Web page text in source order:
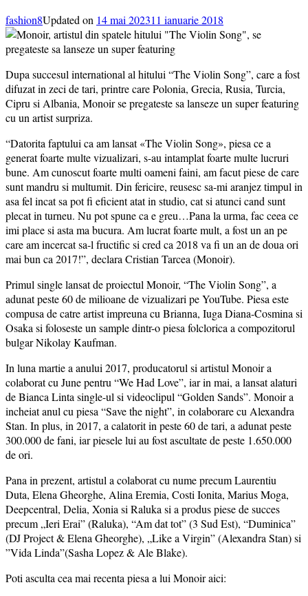
fashion8Updated on 14 mai 202311 ianuarie 2018
Dupa succesul international al hitului “The Violin Song”, care a fost
difuzat in zeci de tari, printre care Polonia, Grecia, Rusia, Turcia,
Cipru si Albania, Monoir se pregateste sa lanseze un super featuring
cu un artist surpriza.
“Datorita faptului ca am lansat «The Violin Song», piesa ce a
generat foarte multe vizualizari, s-au intamplat foarte multe lucruri
bune. Am cunoscut foarte multi oameni faini, am facut piese de care
sunt mandru si multumit. Din fericire, reusesc sa-mi aranjez timpul in
asa fel incat sa pot fi eficient atat in studio, cat si atunci cand sunt
plecat in turneu. Nu pot spune ca e greu…Pana la urma, fac ceea ce
imi place si asta ma bucura. Am lucrat foarte mult, a fost un an pe
care am incercat sa-l fructific si cred ca 2018 va fi un an de doua ori
mai bun ca 2017!”, declara Cristian Tarcea (Monoir).
Primul single lansat de proiectul Monoir, “The Violin Song”, a
adunat peste 60 de milioane de vizualizari pe YouTube. Piesa este
compusa de catre artist impreuna cu Brianna, Iuga Diana-Cosmina si
Osaka si foloseste un sample dintr-o piesa folclorica a compozitorul
bulgar Nikolay Kaufman.
In luna martie a anului 2017, producatorul si artistul Monoir a
colaborat cu June pentru “We Had Love”, iar in mai, a lansat alaturi
de Bianca Linta single-ul si videoclipul “Golden Sands”. Monoir a
incheiat anul cu piesa “Save the night”, in colaborare cu Alexandra
Stan. In plus, in 2017, a calatorit in peste 60 de tari, a adunat peste
300.000 de fani, iar piesele lui au fost ascultate de peste 1.650.000
de ori.
Pana in prezent, artistul a colaborat cu nume precum Laurentiu
Duta, Elena Gheorghe, Alina Eremia, Costi Ionita, Marius Moga,
Deepcentral, Delia, Xonia si Raluka si a produs piese de succes
precum „Ieri Erai” (Raluka), “Am dat tot” (3 Sud Est), “Duminica”
(DJ Project & Elena Gheorghe), „Like a Virgin” (Alexandra Stan) si
”Vida Linda”(Sasha Lopez & Ale Blake).
Poti asculta cea mai recenta piesa a lui Monoir aici: